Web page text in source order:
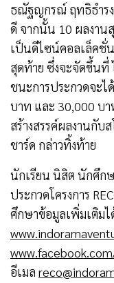
ธณัฐญกรณ์ ฤทธิธำร
ดี จากนั้น 10 ผลงาน
เป็นดีไซน์คอลเล็คชั่
สุดท้าย ซึ่งจะจัดขึ้น
ชนะการประกวดจะไ
บาท และ 30,000 บา
สร้างสรรค์ผลงานกับ
ชาร์ด กล่าวทิ้งท้าย
นักเรียน นิสิต นักศึก
ประกวดโครงการ
ศึกษาข้อมูลเพิ่มเติม
อีเมล